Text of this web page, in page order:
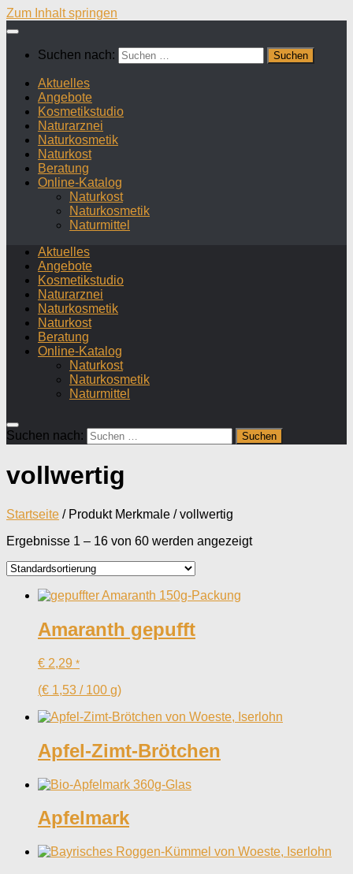
Zum Inhalt springen
Suchen nach:
Aktuelles
Angebote
Kosmetikstudio
Naturarznei
Naturkosmetik
Naturkost
Beratung
Online-Katalog
Naturkost
Naturkosmetik
Naturmittel
Aktuelles
Angebote
Kosmetikstudio
Naturarznei
Naturkosmetik
Naturkost
Beratung
Online-Katalog
Naturkost
Naturkosmetik
Naturmittel
Suchen nach:
vollwertig
Startseite / Produkt Merkmale / vollwertig
Ergebnisse 1 – 16 von 60 werden angezeigt
Amaranth gepufft
€ 2,29 *
(€ 1,53 / 100 g)
Apfel-Zimt-Brötchen
Apfelmark